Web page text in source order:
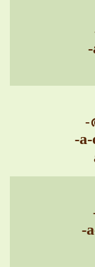
-
-